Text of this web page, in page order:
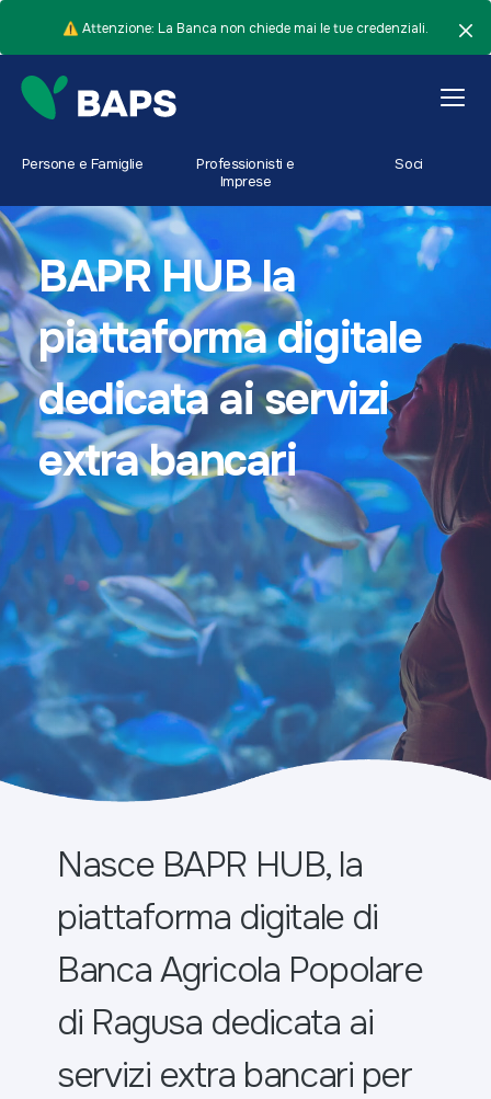
⚠️ Attenzione: La Banca non chiede mai le tue credenziali.
Persone e Famiglie
Professionisti e
Imprese
Soci
BAPR HUB la
piattaforma digitale
dedicata ai servizi
extra bancari
Nasce BAPR HUB, la
piattaforma digitale di
Banca Agricola Popolare
di Ragusa dedicata ai
servizi extra bancari per